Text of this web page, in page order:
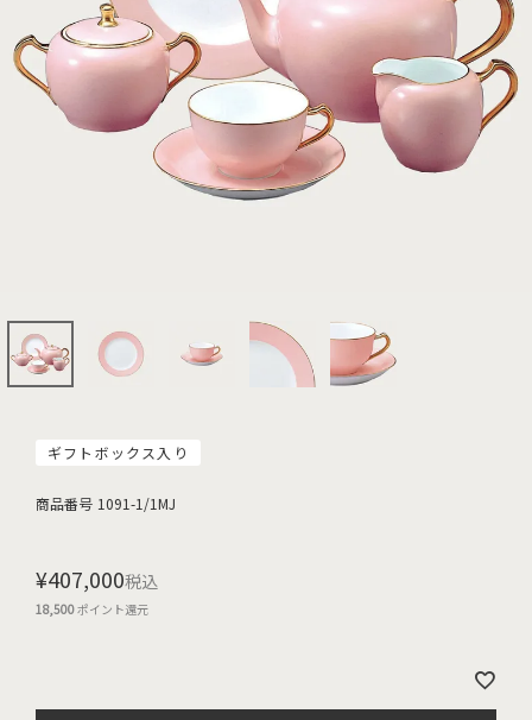
ギフトボックス入り
商品番号 1091-1/1MJ
¥407,000税込
18,500ポイント還元